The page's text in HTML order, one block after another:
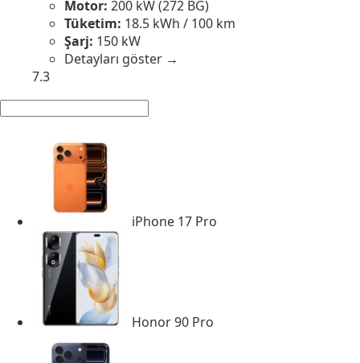
Motor: 200 kW (272 BG)
Tüketim: 18.5 kWh / 100 km
Şarj: 150 kW
Detayları göster →
7.3
iPhone 17 Pro
Honor 90 Pro